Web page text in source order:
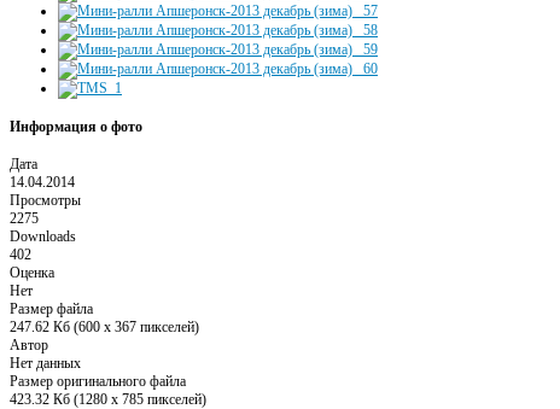
Информация о фото
Дата
14.04.2014
Просмотры
2275
Downloads
402
Оценка
Нет
Размер файла
247.62 Кб (600 x 367 пикселей)
Автор
Нет данных
Размер оригинального файла
423.32 Кб (1280 x 785 пикселей)